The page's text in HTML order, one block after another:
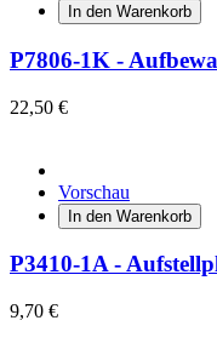
In den Warenkorb
P7806-1K -
22,50 €
Vorschau
In den Warenkorb
P3410-1A -
9,70 €